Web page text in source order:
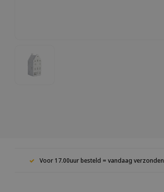
Voor 17.00uur besteld = vandaag verzonden